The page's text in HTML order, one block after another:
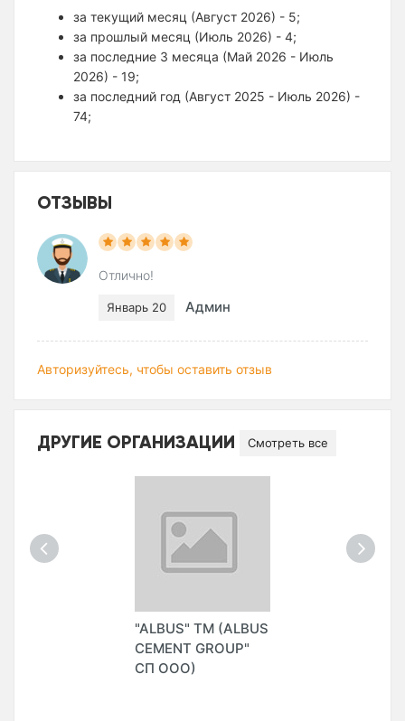
за текущий месяц (Август 2026) - 5;
за прошлый месяц (Июль 2026) - 4;
за последние 3 месяца (Май 2026 - Июль
2026) - 19;
за последний год (Август 2025 - Июль 2026) -
74;
ОТЗЫВЫ
Отлично!
Январь 20 Админ
Авторизуйтесь, чтобы оставить отзыв
ДРУГИЕ ОРГАНИЗАЦИИ Смотреть все
"ALBUS" ТМ (ALBUS
CEMENT GROUP"
СП ООО)